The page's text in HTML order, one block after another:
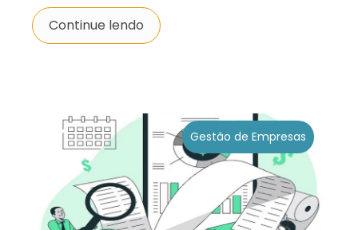
Continue lendo
Gestão de Empresas